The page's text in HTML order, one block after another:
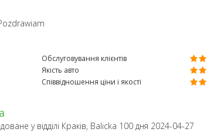
Обслуговування клієнтів
Якість авто
Співвідношення ціни і якості
у відділі Краків, Balicka 100 дня 2024-04-27